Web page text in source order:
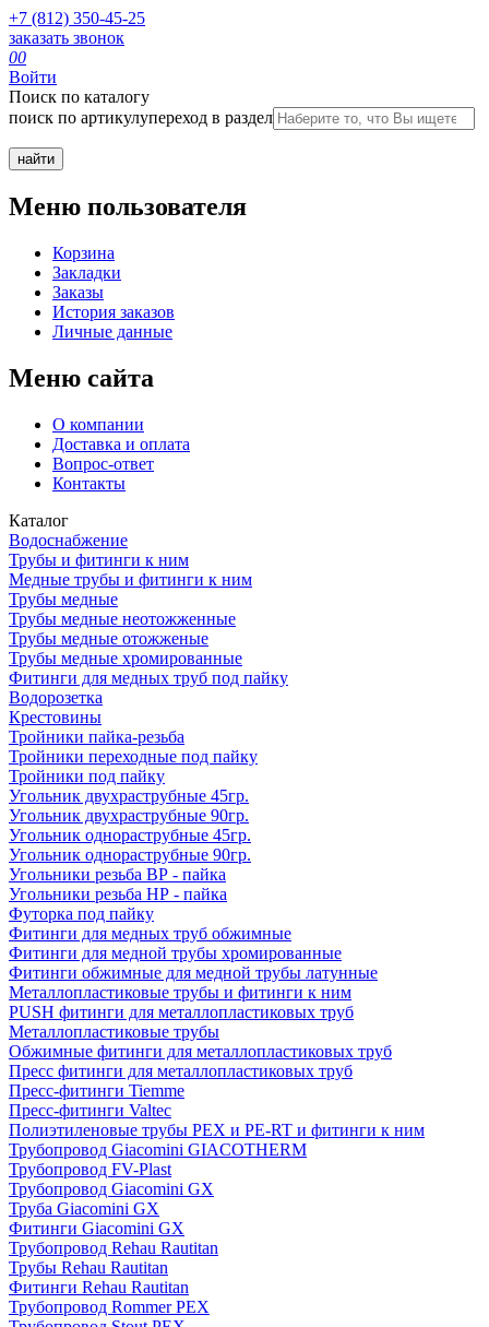
+7 (812) 350-45-25
заказать звонок
00
Войти
Поиск по каталогу
поиск по артикулупереход в раздел
Меню пользователя
Корзина
Закладки
Заказы
История заказов
Личные данные
Меню сайта
О компании
Доставка и оплата
Вопрос-ответ
Контакты
Каталог
Водоснабжение
Трубы и фитинги к ним
Медные трубы и фитинги к ним
Трубы медные
Трубы медные неотожженные
Трубы медные отожженые
Трубы медные хромированные
Фитинги для медных труб под пайку
Водорозетка
Крестовины
Тройники пайка-резьба
Тройники переходные под пайку
Тройники под пайку
Угольник двухраструбные 45гр.
Угольник двухраструбные 90гр.
Угольник однораструбные 45гр.
Угольник однораструбные 90гр.
Угольники резьба ВР - пайка
Угольники резьба НР - пайка
Футорка под пайку
Фитинги для медных труб обжимные
Фитинги для медной трубы хромированные
Фитинги обжимные для медной трубы латунные
Металлопластиковые трубы и фитинги к ним
PUSH фитинги для металлопластиковых труб
Металлопластиковые трубы
Обжимные фитинги для металлопластиковых труб
Пресс фитинги для металлопластиковых труб
Пресс-фитинги Tiemme
Пресс-фитинги Valtec
Полиэтиленовые трубы PEX и PE-RT и фитинги к ним
Трубопровод Giacomini GIACOTHERM
Трубопровод FV-Plast
Трубопровод Giacomini GX
Труба Giacomini GX
Фитинги Giacomini GX
Трубопровод Rehau Rautitan
Трубы Rehau Rautitan
Фитинги Rehau Rautitan
Трубопровод Rommer PEX